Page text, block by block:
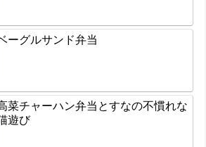
ーグルサンド弁当
菜チャーハン弁当とすなの不慣れな
遊び